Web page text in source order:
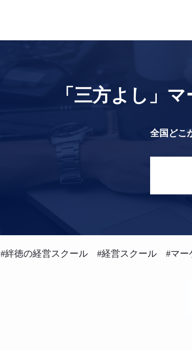
「三方よし」
全国どこ
#絆徳の経営スクール #経営スクール #マ